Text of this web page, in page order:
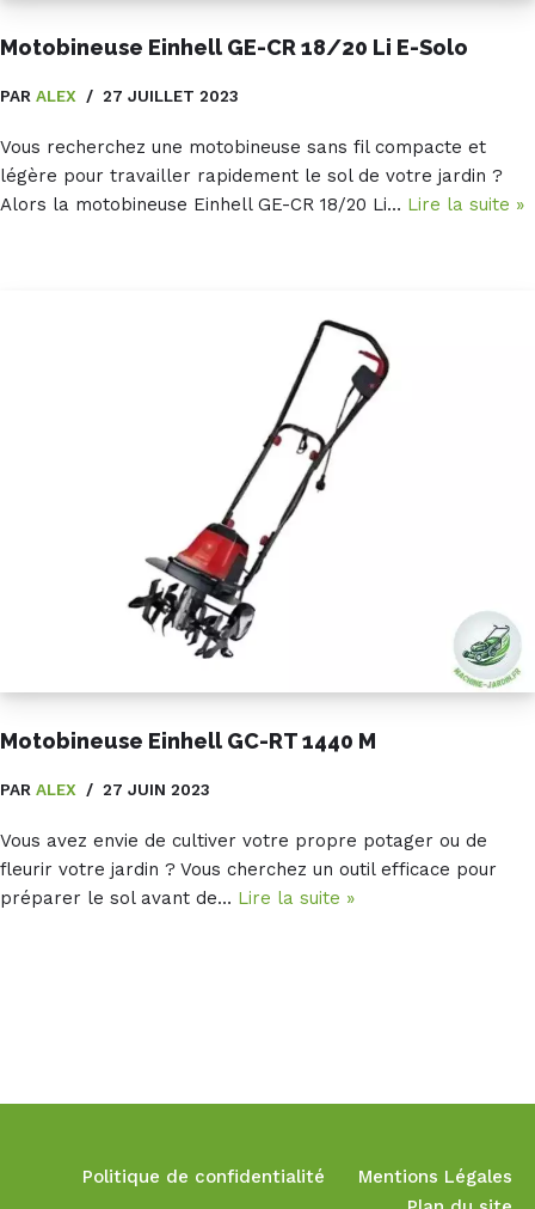
Motobineuse Einhell GE-CR 18/20 Li E-Solo
PAR ALEX 27 JUILLET 2023
Vous recherchez une motobineuse sans fil compacte et
légère pour travailler rapidement le sol de votre jardin ?
Alors la motobineuse Einhell GE-CR 18/20 Li… Lire la suite »
Motobineuse Einhell GC-RT 1440 M
PAR ALEX 27 JUIN 2023
Vous avez envie de cultiver votre propre potager ou de
fleurir votre jardin ? Vous cherchez un outil efficace pour
préparer le sol avant de… Lire la suite »
Politique de confidentialité
Mentions Légales